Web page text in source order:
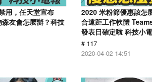
用，任天堂宣布
友會怎麼辦？科技
2020 米粉節優惠該怎
合遠距工作軟體
發表日確定啦 科技小
# 117
2020-04-02 14:51